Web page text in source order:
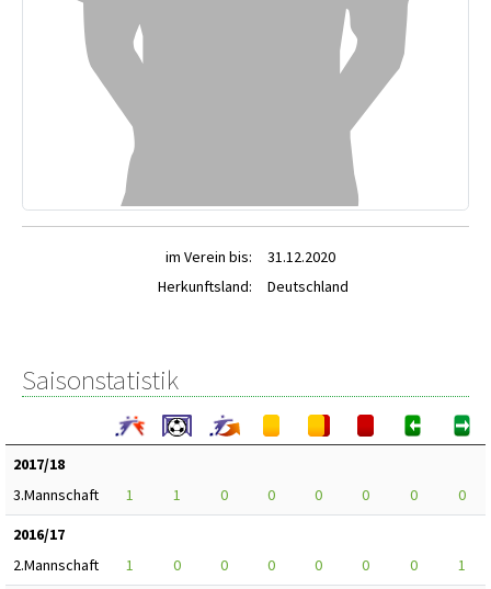
im Verein bis:
31.12.2020
Herkunftsland:
Deutschland
Saisonstatistik
2017/18
3.Mannschaft
1 1 0 0 0 0 0
0
2016/17
2.Mannschaft
1 0 0 0 0 0 0
1